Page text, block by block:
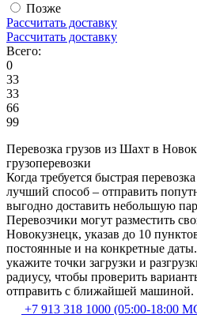
Позже
Рассчитать доставку
Рассчитать доставку
Всего:
0
33
33
66
99
Перевозка грузов из Шахт в
грузоперевозки
Когда требуется быстрая
лучший способ – отправить
выгодно доставить небольшую
Перевозчики могут разместить
Новокузнецк, указав до 10
постоянные и на конкретные
укажите точки загрузки и
радиусу, чтобы проверить
отправить с ближайшей машиной.
+7 913 318 1000 (05:00-18:00